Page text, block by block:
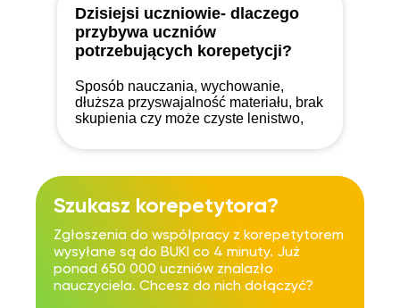
Dzisiejsi uczniowie- dlaczego
przybywa uczniów
potrzebujących korepetycji?
Sposób nauczania, wychowanie,
dłuższa przyswajalność materiału, brak
skupienia czy może czyste lenistwo,
potrzebuje korepetycji oraz z czego to
Szukasz korepetytora?
Zgłoszenia do współpracy z korepetytorem
wysyłane są do BUKI co 4 minuty. Już
ponad 650 000 uczniów znalazło
nauczyciela. Chcesz do nich dołączyć?